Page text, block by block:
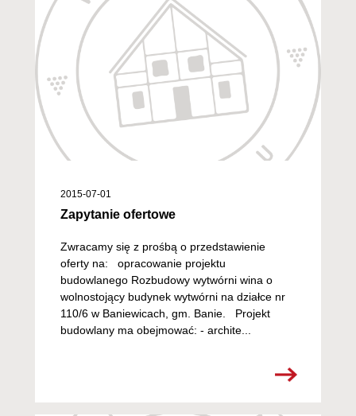
2015-07-01
Zapytanie ofertowe
Zwracamy się z prośbą o przedstawienie
oferty na: opracowanie projektu
budowlanego Rozbudowy wytwórni wina o
wolnostojący budynek wytwórni na działce nr
110/6 w Baniewicach, gm. Banie. Projekt
budowlany ma obejmować: - archite...